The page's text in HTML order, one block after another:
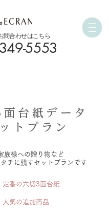
5553
問合わせはこちら
台紙データ
トプラン
族様への贈り物など
チに残すセットプランです
定番の六切3面台紙
人気の追加商品